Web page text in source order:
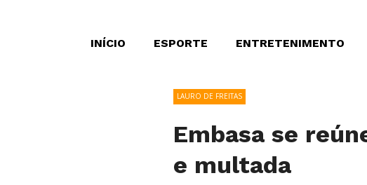
INÍCIO ESPORTE ENTRETENIMENTO
LAURO DE FREITAS
Embasa se
e multada